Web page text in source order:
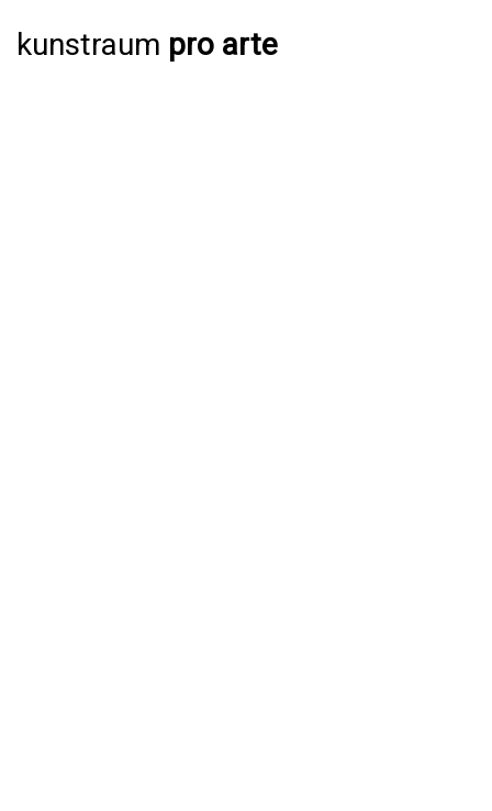
kunstraum pro arte